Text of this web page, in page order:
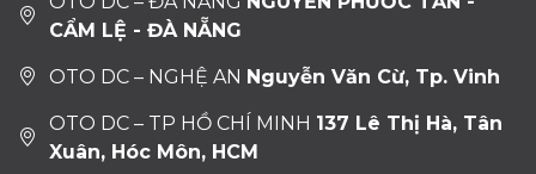
CẨM LỆ - ĐÀ NẴNG
OTO DC – NGHỆ AN Nguyễn Văn Cừ, Tp. Vinh
OTO DC – TP HỒ CHÍ MINH 137 Lê Thị Hà, Tân
Xuân, Hóc Môn, HCM